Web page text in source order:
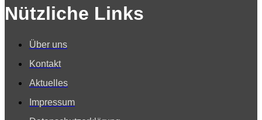
Nützliche Links
Über uns
Kontakt
Aktuelles
Impressum